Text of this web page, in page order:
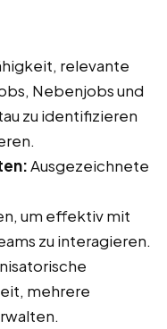
relevante
Nebenjobs und
zu identifizieren
Ausgezeichnete
um effektiv mit
zu interagieren.
mehrere